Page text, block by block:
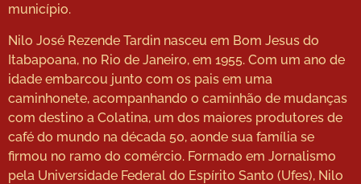
município.
Nilo José Rezende Tardin nasceu em Bom Jesus do
Itabapoana, no Rio de Janeiro, em 1955. Com um ano de
idade embarcou junto com os pais em uma
caminhonete, acompanhando o caminhão de mudanças
com destino a Colatina, um dos maiores produtores de
café do mundo na década 50, aonde sua família se
firmou no ramo do comércio. Formado em Jornalismo
pela Universidade Federal do Espírito Santo (Ufes), Nilo